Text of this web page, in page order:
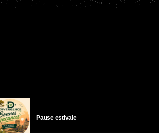
Pause estivale